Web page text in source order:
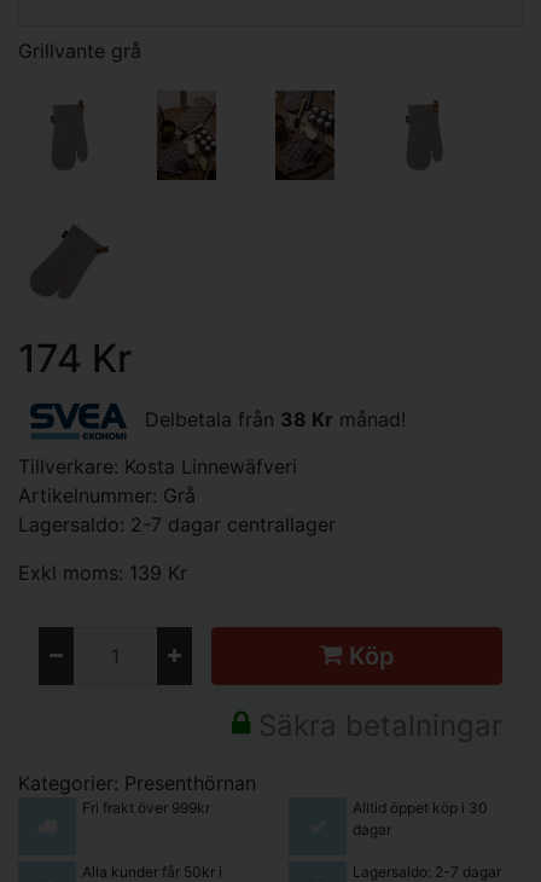
Grillvante grå
174 Kr
Delbetala från 38 Kr månad!
Tillverkare: Kosta Linnewäfveri
Artikelnummer: Grå
Lagersaldo: 2-7 dagar centrallager
Exkl moms: 139 Kr
Köp
Säkra betalningar
Kategorier: Presenthörnan
Fri frakt över 999kr
Alltid öppet köp i 30
dagar
Alla kunder får 50kr i
Lagersaldo: 2-7 dagar